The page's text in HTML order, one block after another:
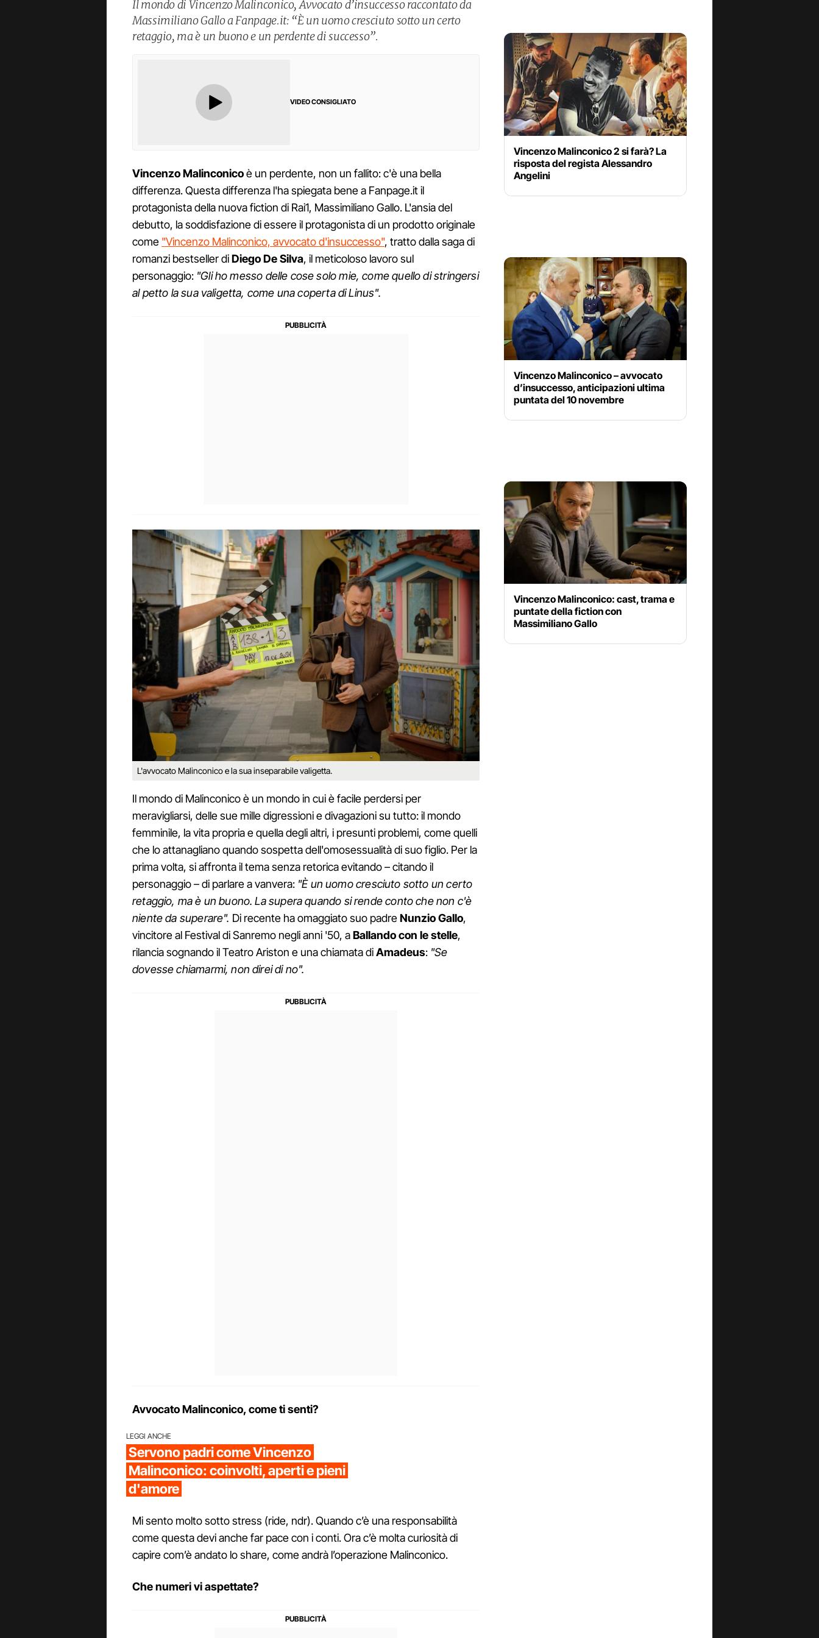
Il mondo di Vincenzo Malinconico, Avvocato d’insuccesso raccontato da
Massimiliano Gallo a Fanpage.it: “È un uomo cresciuto sotto un certo
retaggio, ma è un buono e un perdente di successo”.
VIDEO CONSIGLIATO
VincenzoMalinconicoè un perdente, non un fallito: c'è una bella
differenza. Questa differenza l'ha spiegata bene a Fanpage.it il
protagonista della nuova fiction di Rai1, Massimiliano Gallo. L'ansia del
debutto, la soddisfazione di essere il protagonista di un prodotto originale
come "Vincenzo Malinconico, avvocato d'insuccesso", tratto dalla saga di
romanzi bestseller diDiegoDeSilva, il meticoloso lavoro sul
personaggio: "Gli ho messo delle cose solo mie, come quello di stringersi
al petto la sua valigetta, come una coperta di Linus".
L'avvocato Malinconico e la sua inseparabile valigetta.
Il mondo di Malinconico è un mondo in cui è facile perdersi per
meravigliarsi, delle sue mille digressioni e divagazioni su tutto: il mondo
femminile, la vita propria e quella degli altri, i presunti problemi, come quelli
che lo attanagliano quando sospetta dell'omosessualità di suo figlio. Per la
prima volta, si affronta il tema senza retorica evitando – citando il
personaggio – di parlare a vanvera: "È un uomo cresciuto sotto un certo
retaggio, ma è un buono. La supera quando si rende conto che non c'è
niente da superare". Di recente ha omaggiato suo padreNunzio Gallo,
vincitore al Festival di Sanremo negli anni '50, aBallando con le stelle,
rilancia sognando il Teatro Ariston e una chiamata diAmadeus: "Se
dovesse chiamarmi, non direi di no".
Avvocato Malinconico, come ti senti?
LEGGI ANCHE
Servono padri come Vincenzo
Malinconico: coinvolti, aperti e pieni
d'amore
Mi sento molto sotto stress (ride, ndr). Quando c’è una responsabilità
come questa devi anche far pace con i conti. Ora c’è molta curiosità di
capire com’è andato lo share, come andrà l’operazione Malinconico.
Che numeri vi aspettate?
Vincenzo Malinconico 2 si farà? La
risposta del regista Alessandro
Angelini
Vincenzo Malinconico – avvocato
d’insuccesso, anticipazioni ultima
puntata del 10 novembre
Vincenzo Malinconico: cast, trama e
puntate della fiction con
Massimiliano Gallo